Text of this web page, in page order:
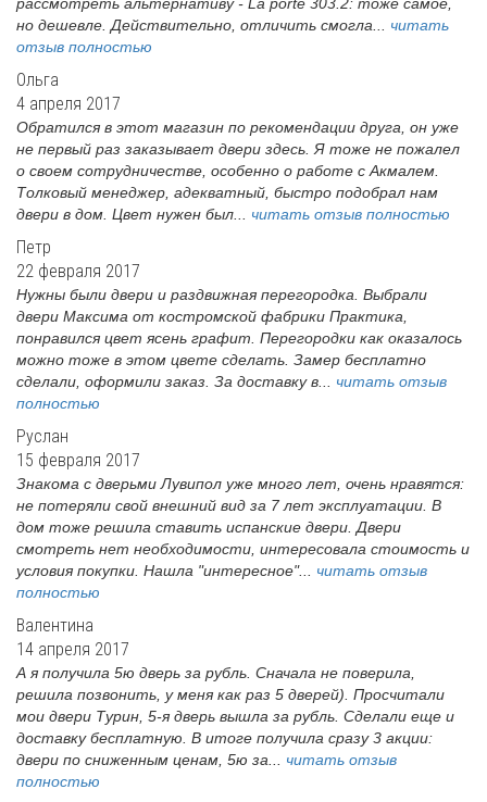
но дешевле. Действительно, отличить смогла... читать
отзыв полностью
Ольга
4 апреля 2017
Обратился в этот магазин по рекомендации друга, он уже
не первый раз заказывает двери здесь. Я тоже не пожалел
о своем сотрудничестве, особенно о работе с Акмалем.
Толковый менеджер, адекватный, быстро подобрал нам
двери в дом. Цвет нужен был... читать отзыв полностью
Петр
22 февраля 2017
Нужны были двери и раздвижная перегородка. Выбрали
двери Максима от костромской фабрики Практика,
понравился цвет ясень графит. Перегородки как оказалось
можно тоже в этом цвете сделать. Замер бесплатно
сделали, оформили заказ. За доставку в... читать отзыв
полностью
Руслан
15 февраля 2017
Знакома с дверьми Лувипол уже много лет, очень нравятся:
не потеряли свой внешний вид за 7 лет эксплуатации. В
дом тоже решила ставить испанские двери. Двери
смотреть нет необходимости, интересовала стоимость и
условия покупки. Нашла "интересное"... читать отзыв
полностью
Валентина
14 апреля 2017
А я получила 5ю дверь за рубль. Сначала не поверила,
решила позвонить, у меня как раз 5 дверей). Просчитали
мои двери Турин, 5-я дверь вышла за рубль. Сделали еще и
доставку бесплатную. В итоге получила сразу 3 акции:
двери по сниженным ценам, 5ю за... читать отзыв
полностью